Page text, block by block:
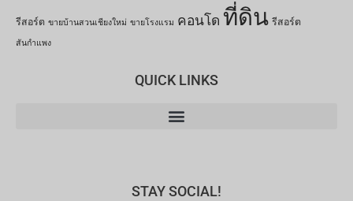
รีสอร์ต ขายบ้านสวนเชียงใหม่ ขายโรงแรม คอนโด ที่ดิน รีสอร์ต
สันกำแพง
QUICK LINKS
STAY SOCIAL!